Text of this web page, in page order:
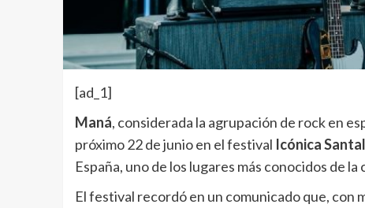
[ad_1]
Maná, considerada la agrupación de rock en
próximo 22 de junio en el festival Icónica
España, uno de los lugares más conocidos de la
El festival recordó en un comunicado que, con